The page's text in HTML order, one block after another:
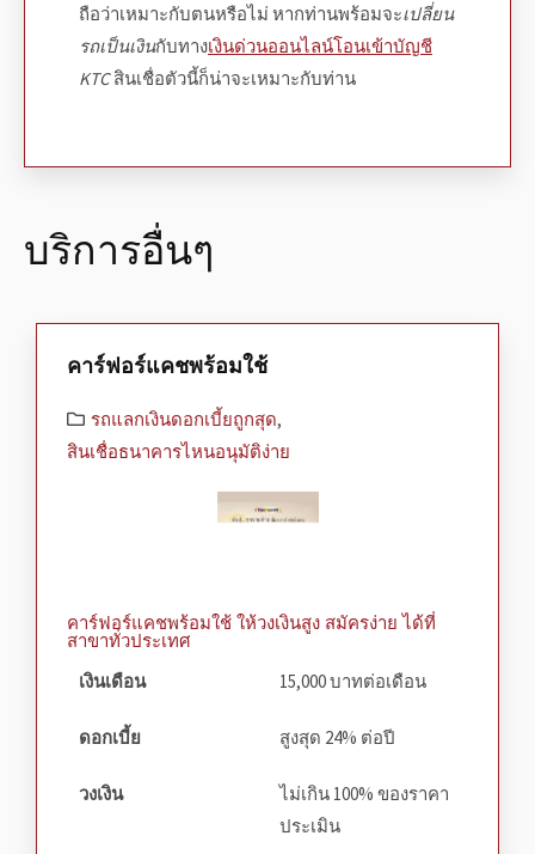
ถือว่าเหมาะกับตนหรือไม่ หากท่านพร้อมจะเปลี่ยน
รถเป็นเงินกับทางเงินด่วนออนไลน์โอนเข้าบัญชี
KTCสินเชื่อตัวนี้ก็น่าจะเหมาะกับท่าน
บริการอื่นๆ
คาร์ฟอร์แคชพร้อมใช้
รถแลกเงินดอกเบี้ยถูกสุด,
สินเชื่อธนาคารไหนอนุมัติง่าย
คาร์ฟอร์แคชพร้อมใช้ ให้วงเงินสูง สมัครง่าย ได้ที่
สาขาทั่วประเทศ
เงินเดือน
15,000 บาทต่อเดือน
ดอกเบี้ย สูงสุด 24% ต่อปี
วงเงิน
ไม่เกิน 100% ของราคา
ประเมิน